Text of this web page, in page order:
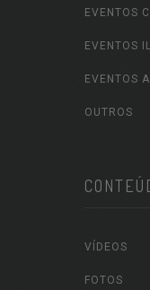
EVENTOS
EVENTOS
EVENTOS
OUTROS
VÍDEOS
FOTOS